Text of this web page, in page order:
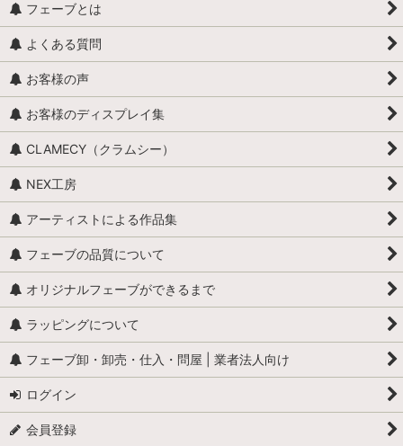
フェーブとは
よくある質問
お客様の声
お客様のディスプレイ集
CLAMECY（クラムシー）
NEX工房
アーティストによる作品集
フェーブの品質について
オリジナルフェーブができるまで
ラッピングについて
フェーブ卸・卸売・仕入・問屋 | 業者法人向け
ログイン
会員登録